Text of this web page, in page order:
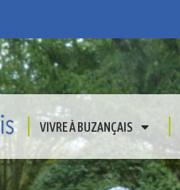
VIVRE À BUZANÇAIS